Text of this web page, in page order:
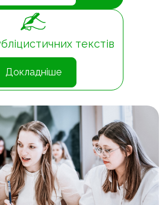
текстів
Докладніше